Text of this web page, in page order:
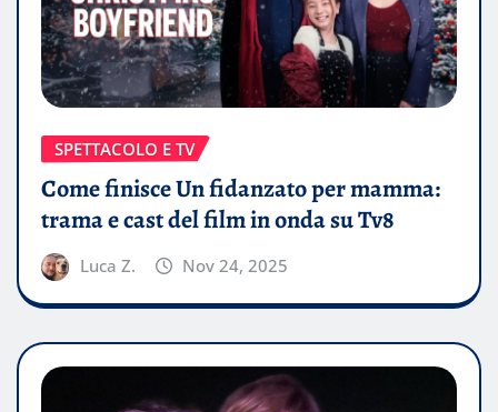
SPETTACOLO E TV
Come finisce Un fidanzato per mamma:
trama e cast del film in onda su Tv8
Luca Z. Nov 24, 2025